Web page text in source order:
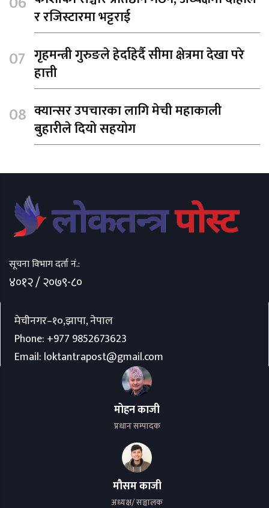
र रजिस्टारमा भट्टराई
गृहमन्त्री गुरुङले हेर्दाहेर्दै सीमा क्षेत्रमा देखा परे
हात्ती
क्यान्सर उपचारका लागि मेची महाकाली
बुहारीले दियो सहयोग
सूचना विभाग दर्ता नं.:
४०१२ / २०७९-८०
मेचीनगर–१०,झापा, नेपाल
Phone: +977 9852673623
Email: loktantrapost@gmail.com
मोहन काजी
प्रधान सम्पादक
मौसम काजी
अध्यक्ष/ सञ्चालक